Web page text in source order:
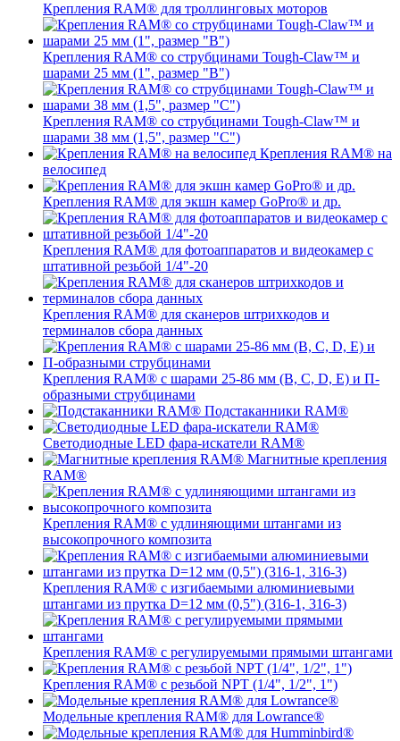
Крепления RAM® для троллинговых моторов
Крепления RAM® со струбцинами Tough-Claw™ и
шарами 25 мм (1", размер "B")
Крепления RAM® со струбцинами Tough-Claw™ и
шарами 38 мм (1,5", размер "C")
Крепления RAM® на
велосипед
Крепления RAM® для экшн камер GoPro® и др.
Крепления RAM® для фотоаппаратов и видеокамер с
штативной резьбой 1/4"-20
Крепления RAM® для сканеров штрихкодов и
терминалов сбора данных
Крепления RAM® с шарами 25-86 мм (B, C, D, E) и П-
образными струбцинами
Подстаканники RAM®
Светодиодные LED фара-искатели RAM®
Магнитные крепления
RAM®
Крепления RAM® с удлиняющими штангами из
высокопрочного композита
Крепления RAM® с изгибаемыми алюминиевыми
штангами из прутка D=12 мм (0,5") (316-1, 316-3)
Крепления RAM® c регулируемыми прямыми штангами
Крепления RAM® с резьбой NPT (1/4", 1/2", 1")
Модельные крепления RAM® для Lowrance®